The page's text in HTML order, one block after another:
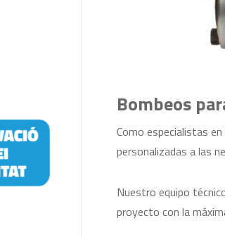
Bombeos
Como especialistas
personalizadas a las
Nuestro equipo
proyecto con la